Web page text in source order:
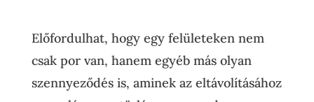
Előfordulhat, hogy egy felületeken nem
csak por van, hanem egyéb más olyan
szennyeződés is, aminek az eltávolításához